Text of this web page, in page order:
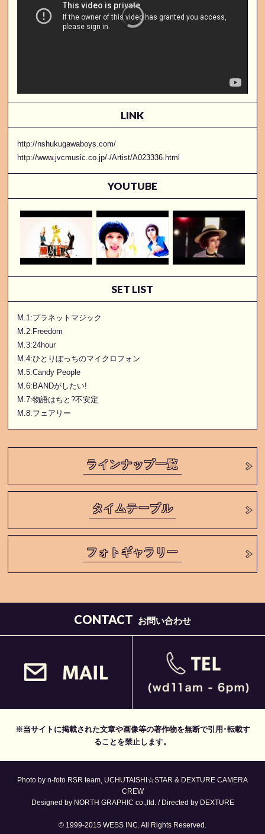
LINK
http://nshukugawaboys.com/
http://www.jvcmusic.co.jp/-/Artist/A023336.html
YOUTUBE
SET LIST
M.1:プラネットマジック
M.2:Freedom
M.3:24hour
M.4:ひとりぼっちのマイクロフォン
M.5:Candy People
M.6:BANDがしたい!
M.7:物語はちと?不安定
M.8:フェアリー
ラインナップ一覧
タイムテーブル
フォトギャラリー
CONTACT お問い合わせ
※当サイトに掲載された文章や画像等の著作物を無断で引用･転載す
ることを禁止します。
Photo by n-foto RSR team, UCHUTAISHI☆STAR & DEXTURE CAMERA
CREW
Designed by NORTH GRAPHIC co.,ltd. / Directed by DEXTURE
© 1999-2015 WESS INC. All Rights Reserved.